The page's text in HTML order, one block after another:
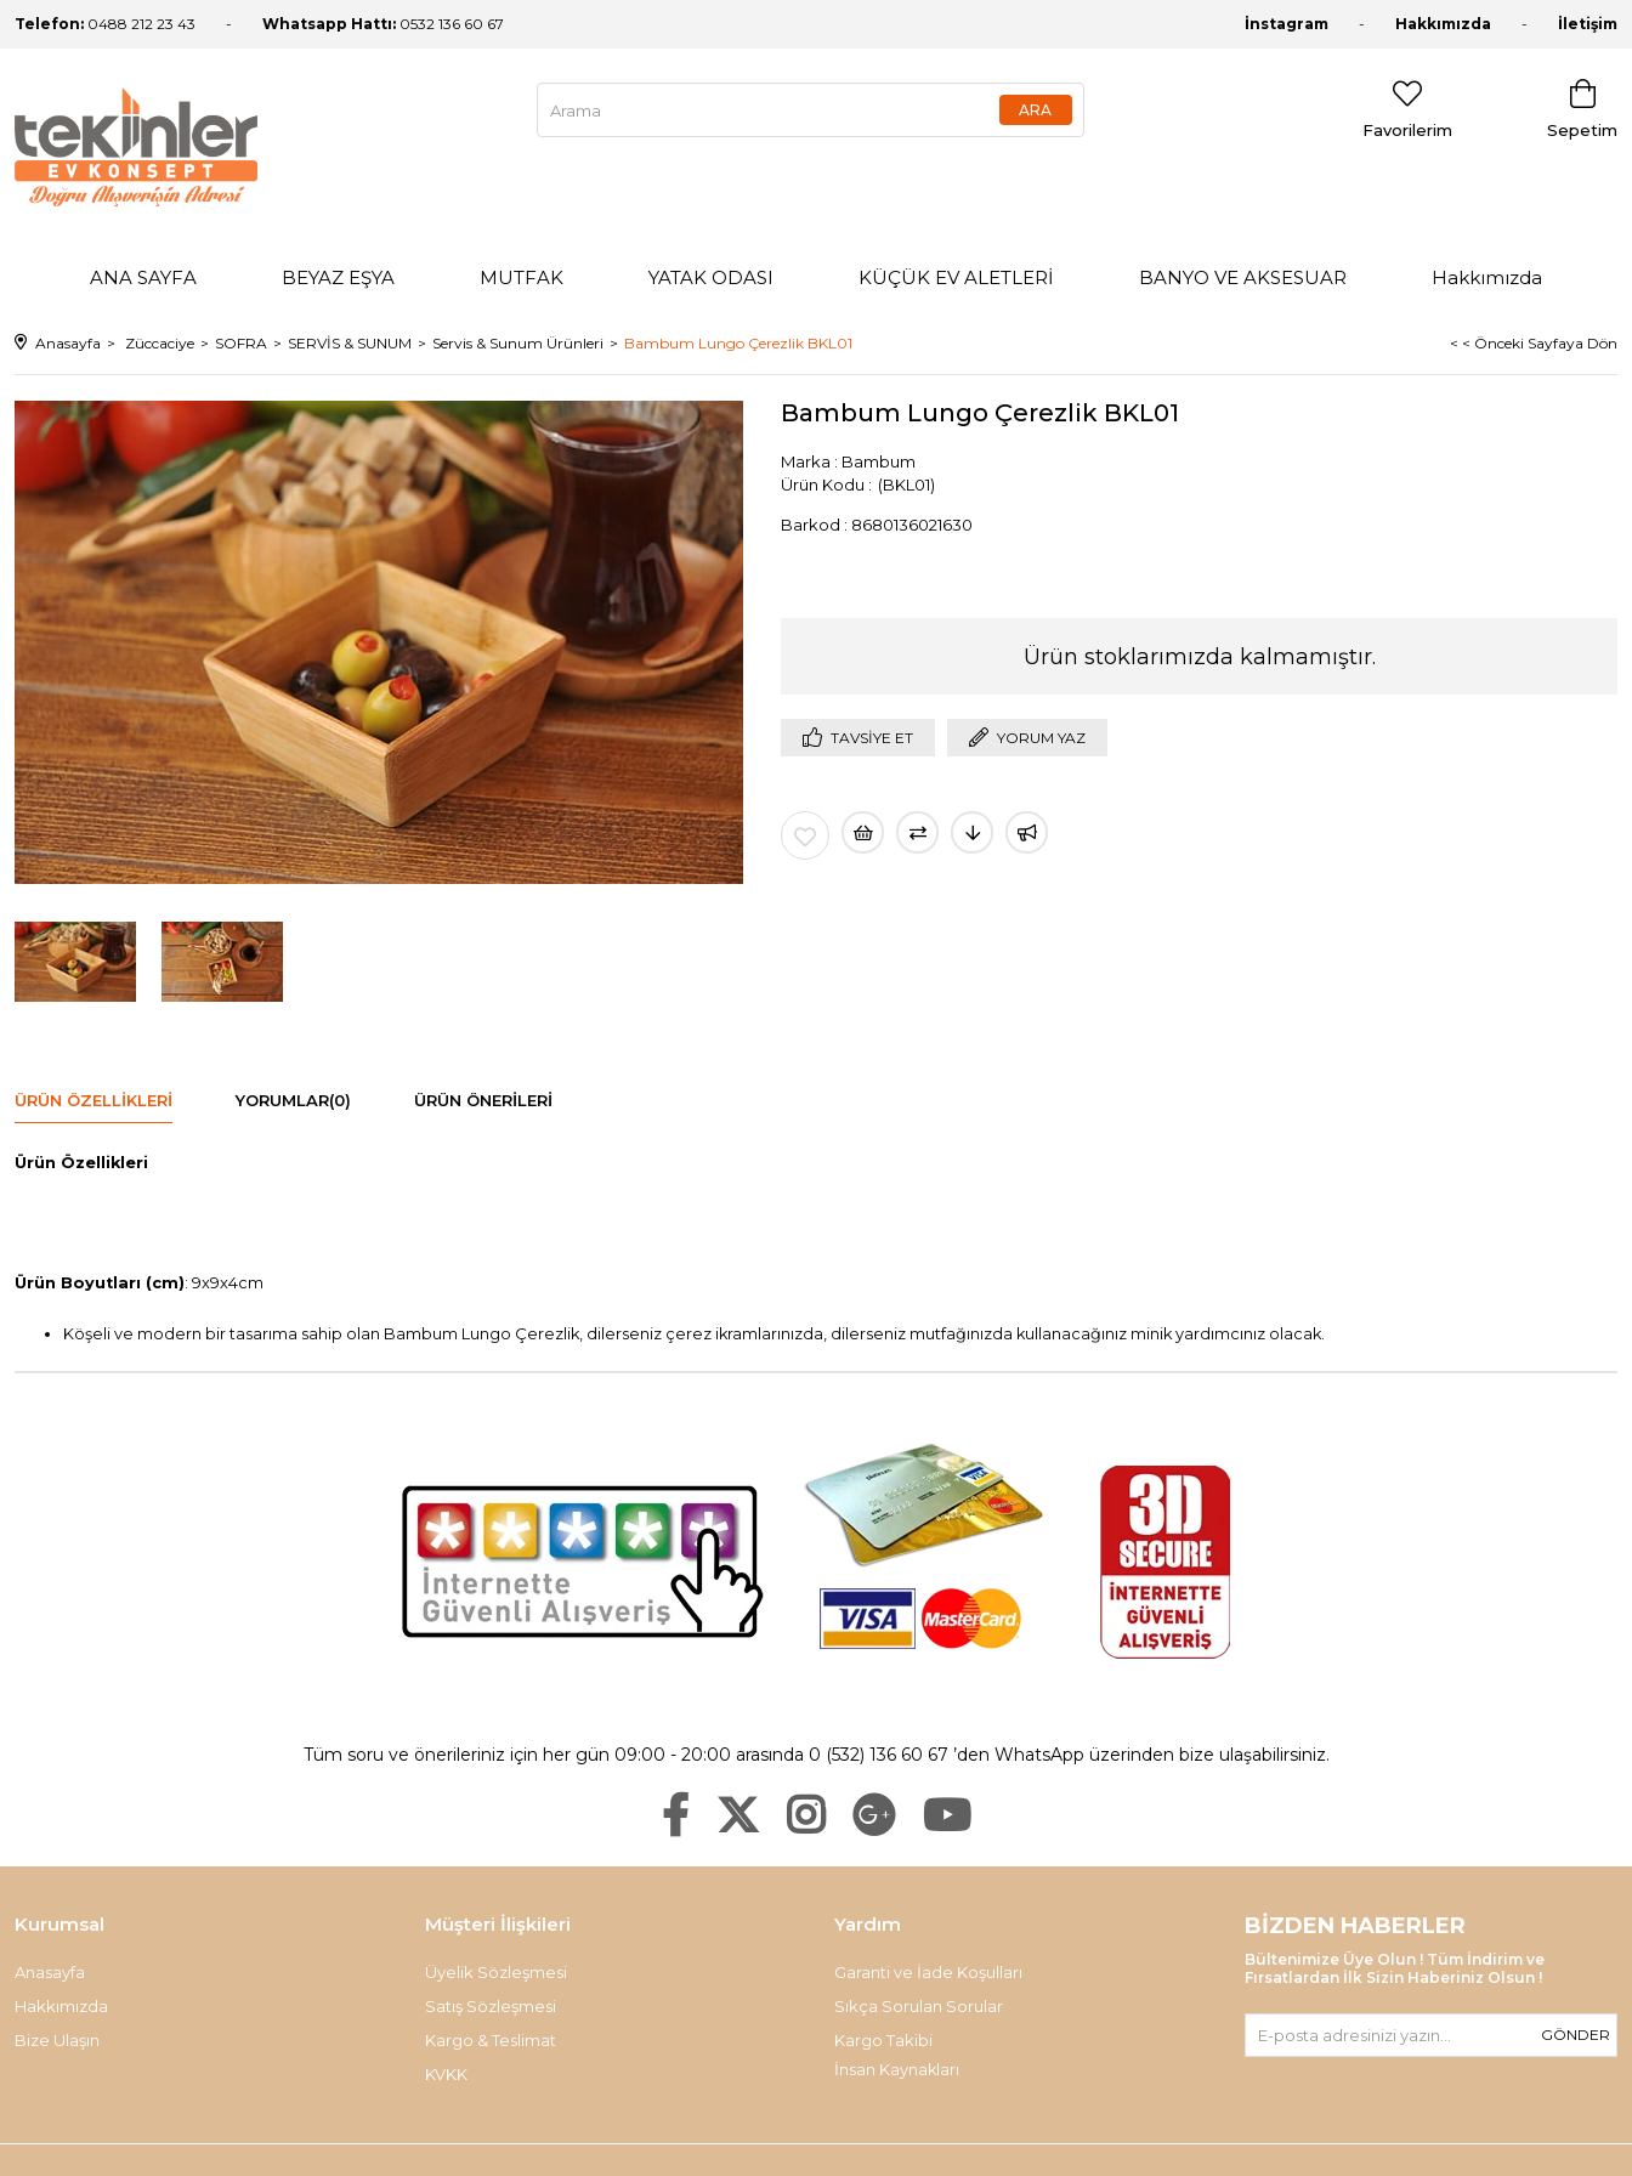
Telefon: 0488 212 23 43 Whatsapp Hattı: 0532 136 60 67 İnstagram Hakkımızda İletişim
Sepetim
Favorilerim
ANA SAYFA BEYAZ EŞYA MUTFAK YATAK ODASI KÜÇÜK EV ALETLERİ BANYO VE AKSESUAR Hakkımızda
Anasayfa Züccaciye SOFRA SERVİS & SUNUM Servis & Sunum Ürünleri Bambum Lungo Çerezlik BKL01 < < Önceki Sayfaya Dön
Bambum Lungo Çerezlik BKL01
Marka : Bambum
(BKL01)
Barkod : 8680136021630
Ürün stoklarımızda kalmamıştır.
TAVSIYE ET YORUM YAZ
ÜRÜN ÖZELLIKLERI YORUMLAR(0) ÜRÜN ÖNERILERI
Ürün Özellikleri
Ürün Boyutları (cm): 9x9x4cm
Köşeli ve modern bir tasarıma sahip olan Bambum Lungo Çerezlik, dilerseniz çerez ikramlarınızda, dilerseniz mutfağınızda kullanacağınız minik yardımcınız olacak.
Tüm soru ve önerileriniz için her gün 09:00 - 20:00 arasında 0 (532) 136 60 67 ’den WhatsApp üzerinden bize ulaşabilirsiniz.
Kurumsal
Anasayfa
Hakkımızda
Bize Ulaşın
Müşteri İlişkileri
Üyelik Sözleşmesi
Satış Sözleşmesi
Kargo & Teslimat
KVKK
Yardım
Garanti ve İade Koşulları
Sıkça Sorulan Sorular
Kargo Takibi
İnsan Kaynakları
BIZDEN HABERLER
Bültenimize Üye Olun ! Tüm İndirim ve
Fırsatlardan İlk Sizin Haberiniz Olsun !
GÖNDER